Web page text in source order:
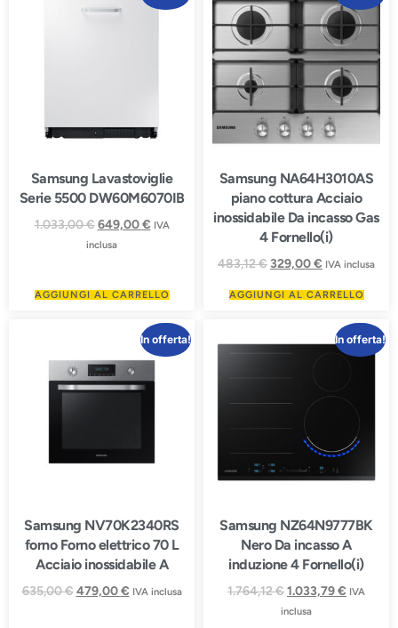
Samsung Lavastoviglie
Serie 5500 DW60M6070IB
1.033,00€ 649,00€ IVA
inclusa
AGGIUNGI AL CARRELLO
Samsung NA64H3010AS
piano cottura Acciaio
inossidabile Da incasso Gas
4 Fornello(i)
483,12€329,00€ IVA inclusa
AGGIUNGI AL CARRELLO
In offerta!
Samsung NV70K2340RS
forno Forno elettrico 70 L
Acciaio inossidabile A
635,00€ 479,00€ IVA inclusa
In offerta!
Samsung NZ64N9777BK
Nero Da incasso A
induzione 4 Fornello(i)
1.764,12€1.033,79€ IVA
inclusa